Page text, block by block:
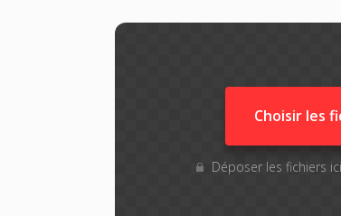
Choisir les
Déposer les fichiers